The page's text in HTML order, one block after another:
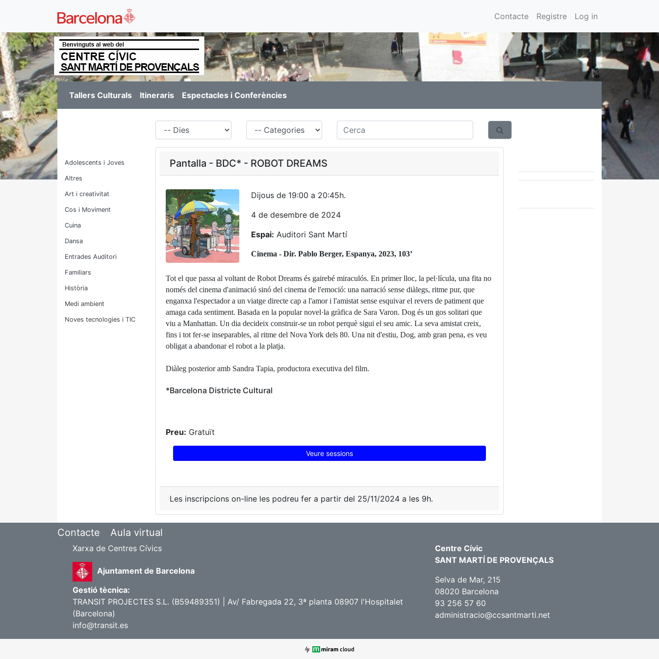
Contacte Registre Log in
Tallers Culturals Itineraris Espectacles i Conferències
Adolescents i Joves
Altres
Art i creativitat
Cos i Moviment
Cuina
Dansa
Entrades Auditori
Familiars
Història
Medi ambient
Noves tecnologies i TIC
Cerca
Pantalla - BDC* - ROBOT DREAMS
Dijous de 19:00 a 20:45h.
4 de desembre de 2024
Espai: Auditori Sant Martí
Cinema - Dir. Pablo Berger, Espanya, 2023, 103’
Tot el que passa al voltant de Robot Dreams és gairebé miraculós. En primer lloc, la pel·lícula, una fita no
només del cinema d'animació sinó del cinema de l'emoció: una narració sense diàlegs, ritme pur, que
enganxa l'espectador a un viatge directe cap a l'amor i l'amistat sense esquivar el revers de patiment que
amaga cada sentiment. Basada en la popular novel·la gràfica de Sara Varon. Dog és un gos solitari que
viu a Manhattan. Un dia decideix construir-se un robot perquè sigui el seu amic. La seva amistat creix,
fins i tot fer-se inseparables, al ritme del Nova York dels 80. Una nit d'estiu, Dog, amb gran pena, es veu
obligat a abandonar el robot a la platja.
Diàleg posterior amb Sandra Tapia, productora executiva del film.
*Barcelona Districte Cultural
Preu: Gratuït
Veure sessions
Les inscripcions on-line les podreu fer a partir del 25/11/2024 a les 9h.
Contacte Aula virtual
Xarxa de Centres Cívics
Ajuntament de Barcelona
Gestió tècnica:
TRANSIT PROJECTES S.L. (B59489351) | Av/ Fabregada 22, 3ª planta 08907 l'Hospitalet
(Barcelona)
info@transit.es
Centre Cívic
SANT MARTÍ DE PROVENÇALS
Selva de Mar, 215
08020 Barcelona
93 256 57 60
administracio@ccsantmarti.net